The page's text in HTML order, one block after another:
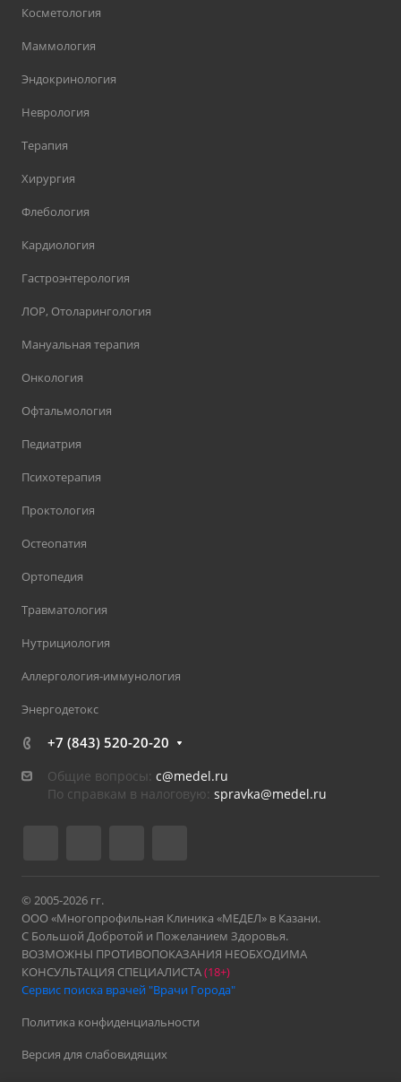
Косметология
Маммология
Эндокринология
Неврология
Терапия
Хирургия
Флебология
Кардиология
Гастроэнтерология
ЛОР, Отоларингология
Мануальная терапия
Онкология
Офтальмология
Педиатрия
Психотерапия
Проктология
Остеопатия
Ортопедия
Травматология
Нутрициология
Аллергология-иммунология
Энергодетокс
+7 (843) 520-20-20
Общие вопросы: c@medel.ru
По справкам в налоговую: spravka@medel.ru
© 2005-2026 гг.
ООО «Многопрофильная Клиника «МЕДЕЛ» в Казани.
С Большой Добротой и Пожеланием Здоровья.
ВОЗМОЖНЫ ПРОТИВОПОКАЗАНИЯ НЕОБХОДИМА
КОНСУЛЬТАЦИЯ СПЕЦИАЛИСТА(18+)
Сервис поиска врачей "Врачи Города"
Политика конфиденциальности
Версия для слабовидящих